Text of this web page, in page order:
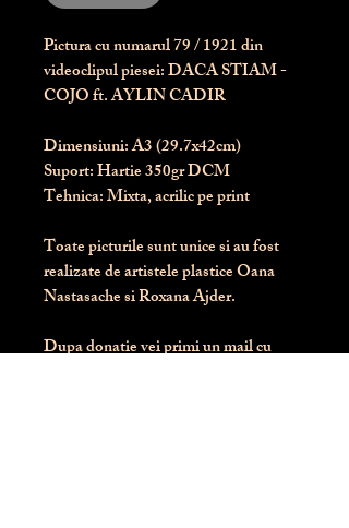
Pictura cu numarul79/ 1921 din
videoclipul piesei: DACA STIAM -
COJO ft. AYLIN CADIR
Dimensiuni: A3 (29.7x42cm)
Suport: Hartie 350gr DCM
Tehnica: Mixta, acrilic pe print
Toate picturile sunt unice si au fost
realizate de artistele plastice Oana
Nastasache si Roxana Ajder.
Dupa donatie vei primi un mail cu